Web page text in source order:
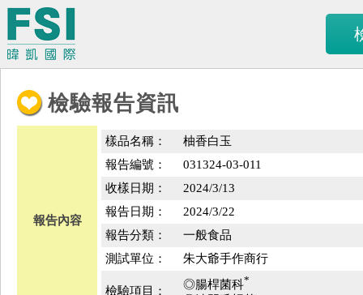
檢驗報告資訊
報告內容
樣品名稱：
柚香白玉
報告編號：
031324-03-011
收樣日期：
2024/3/13
報告日期：
2024/3/22
報告分類：
一般食品
測試單位：
朱大爺手作商行
檢驗項目： ◎腸桿菌科*